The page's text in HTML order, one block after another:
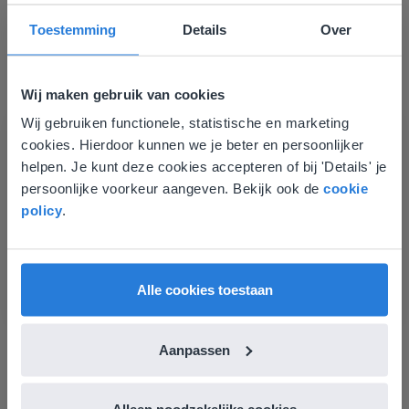
Toestemming Details Over
Wij maken gebruik van cookies
Wij gebruiken functionele, statistische en marketing
cookies. Hierdoor kunnen we je beter en persoonlijker
helpen. Je kunt deze cookies accepteren of bij 'Details' je
persoonlijke voorkeur aangeven. Bekijk ook de cookie
policy.
Alle cookies toestaan
Aanpassen
Les
Groep 8, Blok 9, Week 3,
Les 11
Deze website komt niet
overeen met je locatie
Gezien je locatie, denken we dat je misschien
liever naar de website voor English gaat. Hier
English
Nederland